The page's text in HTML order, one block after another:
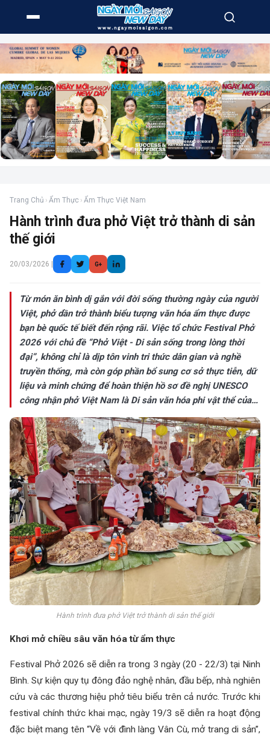
Trang Chủ › Ẩm Thực › Ẩm Thực Việt Nam
Hành trình đưa phở Việt trở thành di sản
thế giới
20/03/2026 | G+
Từ món ăn bình dị gắn với đời sống thường ngày của người
Việt, phở dần trở thành biểu tượng văn hóa ẩm thực được
bạn bè quốc tế biết đến rộng rãi. Việc tổ chức Festival Phở
2026 với chủ đề “Phở Việt - Di sản sống trong lòng thời
đại”, không chỉ là dịp tôn vinh tri thức dân gian và nghề
truyền thống, mà còn góp phần bổ sung cơ sở thực tiễn, dữ
liệu và minh chứng để hoàn thiện hồ sơ đề nghị UNESCO
công nhận phở Việt Nam là Di sản văn hóa phi vật thể của
nhân loại.
Hành trình đưa phở Việt trở thành di sản thế giới
Khơi mở chiều sâu văn hóa từ ẩm thực
Festival Phở 2026 sẽ diễn ra trong 3 ngày (20 - 22/3) tại Ninh
Bình. Sự kiện quy tụ đông đảo nghệ nhân, đầu bếp, nhà nghiên
cứu và các thương hiệu phở tiêu biểu trên cả nước. Trước khi
festival chính thức khai mạc, ngày 19/3 sẽ diễn ra hoạt động
đặc biệt mang tên “Về với đình làng Vân Cù, mở trang di sản”,